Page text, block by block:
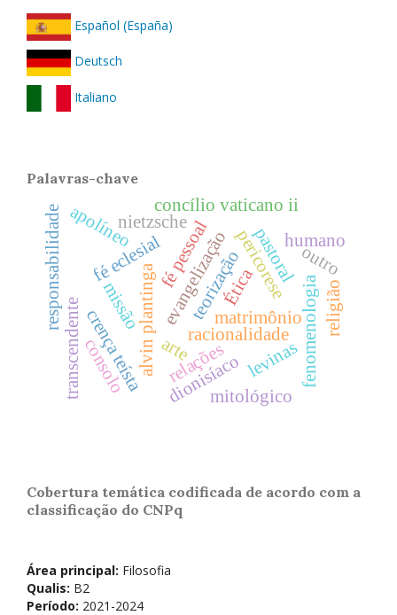
Español (España)
Deutsch
Italiano
Palavras-chave
evangelizaçãomatrimônio
pericorese
fé eclesialfé pessoal
alvin plantinga
crença teísta racionalidade
missão
relações
pastoral
transcendente
nietzsche
apolíneo
dionisíaco
arte
responsabilidade Ética fenomenologia
mitológico
consolo
humano
concílio vaticano ii
teorização
levinas
outro
religião
Cobertura temática codificada de acordo com a
classificação do CNPq
Área principal: Filosofia
Qualis: B2
Período: 2021-2024